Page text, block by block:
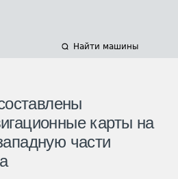
Найти машины
карты на
части